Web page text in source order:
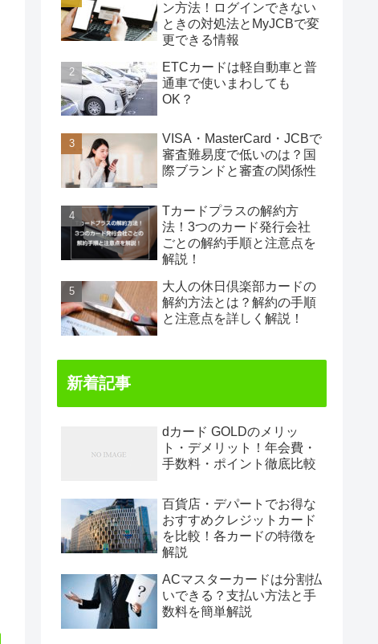
ン方法！ログインできない
ときの対処法とMyJCBで変
更できる情報
ETCカードは軽自動車と普
通車で使いまわしても
OK？
VISA・MasterCard・JCBで
審査難易度で低いのは？国
際ブランドと審査の関係性
Tカードプラスの解約方
法！3つのカード発行会社
ごとの解約手順と注意点を
解説！
大人の休日倶楽部カードの
解約方法とは？解約の手順
と注意点を詳しく解説！
新着記事
dカード GOLDのメリッ
ト・デメリット！年会費・
手数料・ポイント徹底比較
百貨店・デパートでお得な
おすすめクレジットカード
を比較！各カードの特徴を
解説
ACマスターカードは分割払
いできる？支払い方法と手
数料を簡単解説